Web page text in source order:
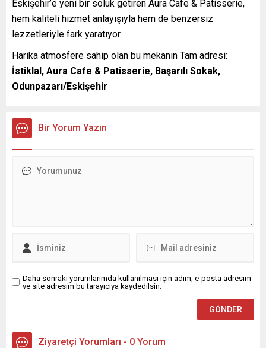
Eskişehir’e yeni bir soluk getiren Aura Cafe & Patisserie,
hem kaliteli hizmet anlayışıyla hem de benzersiz
lezzetleriyle fark yaratıyor.
Harika atmosfere sahip olan bu mekanın Tam adresi:
İstiklal, Aura Cafe & Patisserie, Başarılı Sokak,
Odunpazarı/Eskişehir
Bir Yorum Yazın
Daha sonraki yorumlarımda kullanılması için adım, e-posta adresim
ve site adresim bu tarayıcıya kaydedilsin.
Ziyaretçi Yorumları - 0 Yorum